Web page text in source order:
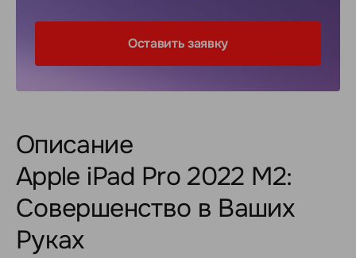
Оставить заявку
Описание
Apple iPad Pro 2022 M2:
Совершенство в Ваших
Руках